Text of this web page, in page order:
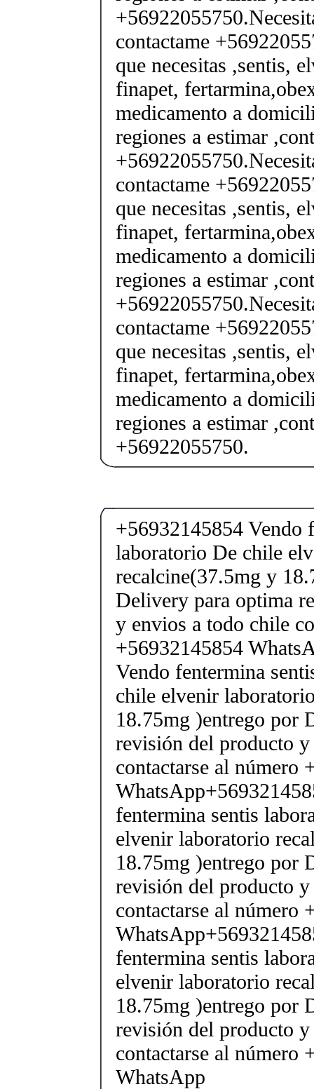
contactame
que necesitas ,sentis,
finapet,
medicamento a
regiones a estimar
contactame
que necesitas ,sentis,
finapet,
medicamento a
regiones a estimar
contactame
que necesitas ,sentis,
finapet,
medicamento a
regiones a estimar
+56922055750.
+56932145854 Vendo
laboratorio De chile
recalcine(37.5mg y
Delivery para optima
y envios a todo chile
+56932145854
Vendo fentermina
chile elvenir
18.75mg )entrego por
revisión del producto
contactarse al número
fentermina sentis
elvenir laboratorio
18.75mg )entrego por
revisión del producto
contactarse al número
fentermina sentis
elvenir laboratorio
18.75mg )entrego por
revisión del producto
contactarse al número
WhatsApp